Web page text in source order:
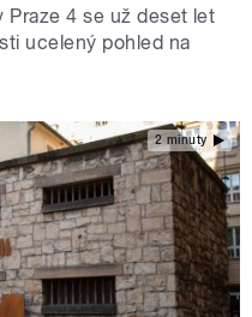
Praze 4 se už deset let
ucelený pohled na
2 minuty